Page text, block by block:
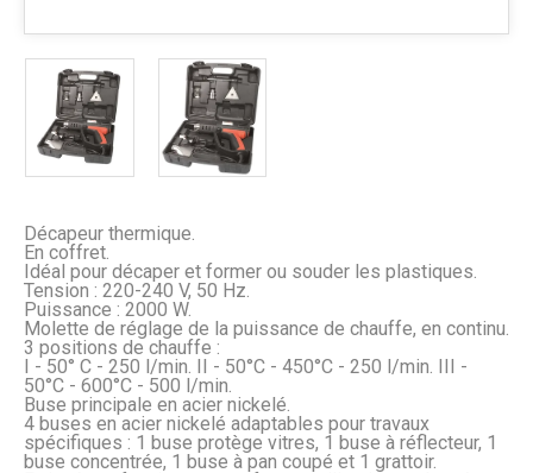
Décapeur thermique.
En coffret.
Idéal pour décaper et former ou souder les plastiques.
Tension : 220-240 V, 50 Hz.
Puissance : 2000 W.
Molette de réglage de la puissance de chauffe, en continu.
3 positions de chauffe :
I - 50° C - 250 l/min. II - 50°C - 450°C - 250 l/min. III -
50°C - 600°C - 500 l/min.
Buse principale en acier nickelé.
4 buses en acier nickelé adaptables pour travaux
spécifiques : 1 buse protège vitres, 1 buse à réflecteur, 1
buse concentrée, 1 buse à pan coupé et 1 grattoir.